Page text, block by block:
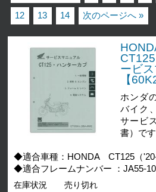
12 13 14 次のページへ »
ービ
【
ホンダ
バイク
サービ
書）です
◆適合車種：HONDA CT125（'20-
◆適合フレームナンバー ：JA55-
在庫状況
売り切れ